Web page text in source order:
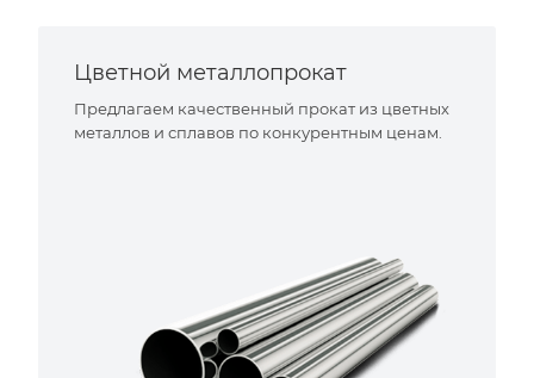
Цветной металлопрокат
Предлагаем качественный прокат из цветных
металлов и сплавов по конкурентным ценам.